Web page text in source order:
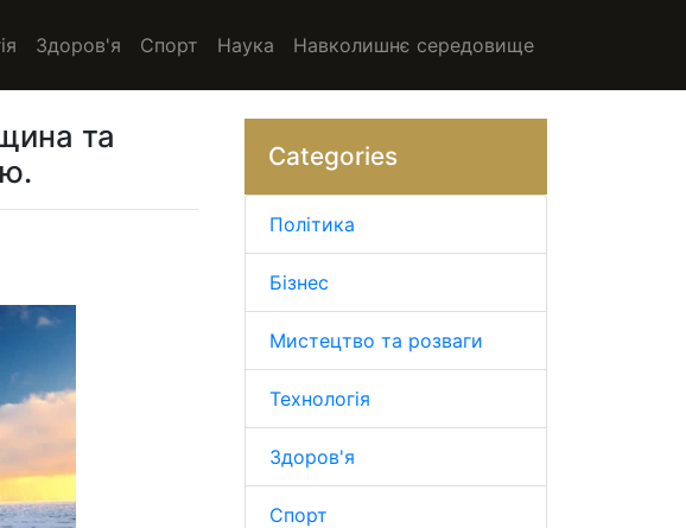
Здоров'я Спорт Наука Навколишнє середовище
та
Categories
Політика
Бізнес
Мистецтво та розваги
Технологія
Здоров'я
Спорт